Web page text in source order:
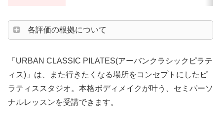
各評価の根拠について
「URBAN CLASSIC PILATES(アーバンクラシックピラテ
ィス)」は、また行きたくなる場所をコンセプトにしたピ
ラティススタジオ。本格ボディメイクが叶う、セミパーソ
ナルレッスンを受講できます。